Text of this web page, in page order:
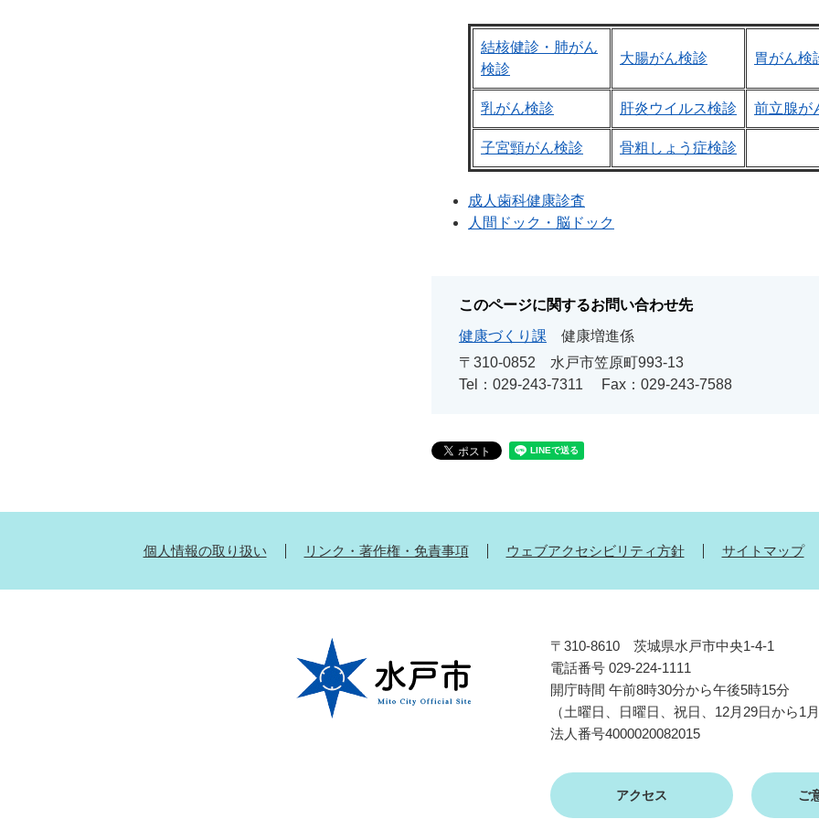
結核健診・肺がん
検診
大腸がん検診 胃がん検
乳がん検診 肝炎ウイルス検診 前立腺が
子宮頸がん検診 骨粗しょう症検診
成人歯科健康診査
人間ドック・脳ドック
このページに関するお問い合わせ先
健康づくり課
健康増進係
〒310-0852
水戸市笠原町993-13
Tel：029-243-7311
Fax：029-243-7588
個人情報の取り扱い リンク・著作権・免責事項 ウェブアクセシビリティ方針 サイトマップ
〒310-8610 茨城県水戸市中央1-4-1
電話番号 029-224-1111
開庁時間 午前8時30分から午後5時15分
（土曜日、日曜日、祝日、12月29日から1
法人番号4000020082015
アクセス ご